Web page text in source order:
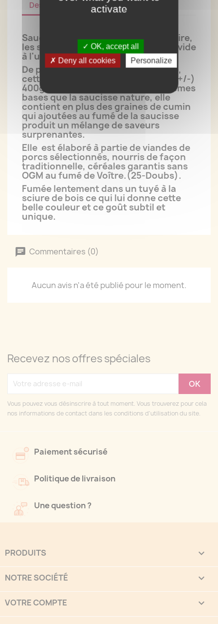
Description Détails du produit
Saucisse crue fumée au cumin à cuire,
les saucisses sont proposées sous vide
à l'unité.
De part de sa fabrication artisanale,
cette saucisse à un poids variable (+/-)
400grammes. Fabriquée sur les mêmes
bases que la saucisse nature, elle
contient en plus des graines de cumin
qui ajoutées au fumé de la saucisse
produit un mélange de saveurs
surprenantes.
Elle est élaboré à partie de viandes de
porcs sélectionnés, nourris de façon
traditionnelle, céréales garantis sans
OGM au fumé de Voître.(25-Doubs).
Fumée lentement dans un tuyé à la
sciure de bois ce qui lui donne cette
belle couleur et ce goût subtil et
unique.
Commentaires (0)
Aucun avis n'a été publié pour le moment.
Recevez nos offres spéciales
Vous pouvez vous désinscrire à tout moment. Vous trouverez pour cela
nos informations de contact dans les conditions d'utilisation du site.
Paiement sécurisé
Politique de livraison
Une question ?
PRODUITS 
NOTRE SOCIÉTÉ 
VOTRE COMPTE 
activate
OK, accept all
Deny all cookies
Personalize